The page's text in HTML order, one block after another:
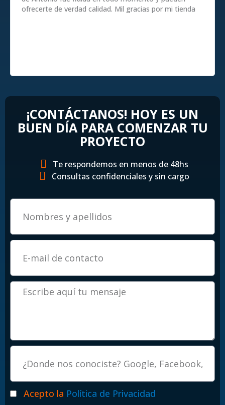
ofrecerte de verdad calidad. Mil gracias por mi tienda
¡CONTÁCTANOS! HOY ES UN
BUEN DÍA PARA COMENZAR TU
PROYECTO
Te respondemos en menos de 48hs
Consultas confidenciales y sin cargo
Email
Mensaje
Procedencia
PoliticasAcepto la Política de Privacidad